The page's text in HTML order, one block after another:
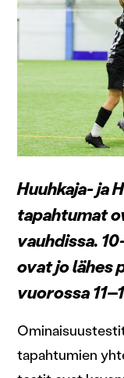
Huuhkaja- ja
tapahtumat
vauhdissa.
ovat jo lähes
vuorossa
tapahtumien